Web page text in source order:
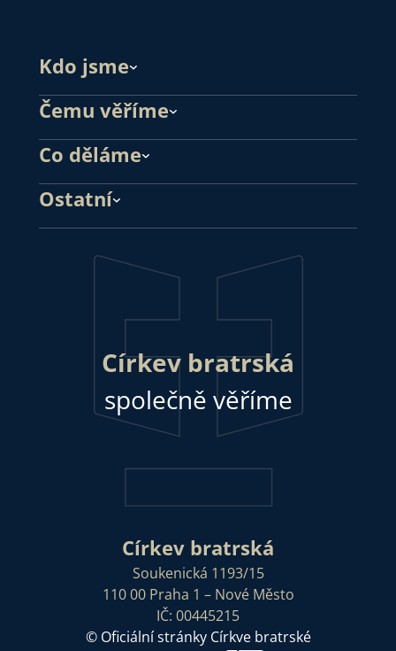
Kdo jsme
Čemu věříme
Co děláme
Ostatní
Církev bratrská
společně věříme
Církev bratrská
Soukenická 1193/15
110 00 Praha 1 – Nové Město
IČ: 00445215
© Oficiální stránky Církve bratrské